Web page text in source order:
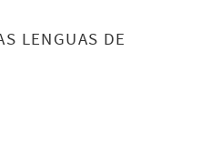
LENGUAS DE